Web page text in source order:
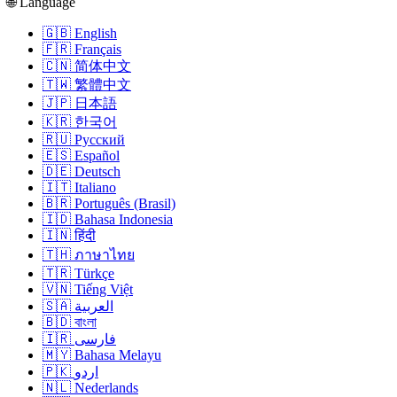
🇬🇧 English
🇫🇷 Français
🇨🇳 简体中文
🇹🇼 繁體中文
🇯🇵 日本語
🇰🇷 한국어
🇷🇺 Русский
🇪🇸 Español
🇩🇪 Deutsch
🇮🇹 Italiano
🇧🇷 Português (Brasil)
🇮🇩 Bahasa Indonesia
🇮🇳 हिंदी
🇹🇭 ภาษาไทย
🇹🇷 Türkçe
🇻🇳 Tiếng Việt
🇸🇦 العربية
🇧🇩 বাংলা
🇮🇷 فارسی
🇲🇾 Bahasa Melayu
🇵🇰 اردو
🇳🇱 Nederlands